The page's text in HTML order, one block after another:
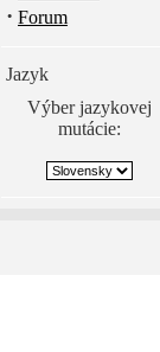
· Forum
Jazyk
Výber jazykovej
mutácie: